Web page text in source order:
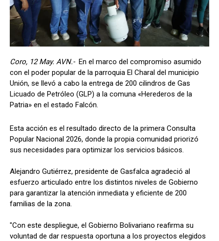
Coro, 12 May. AVN.- En el marco del compromiso asumido
con el poder popular de la parroquia El Charal del municipio
Unión, se llevó a cabo la entrega de 200 cilindros de Gas
Licuado de Petróleo (GLP) a la comuna «Herederos de la
Patria» en el estado Falcón.
Esta acción es el resultado directo de la primera Consulta
Popular Nacional 2026, donde la propia comunidad priorizó
sus necesidades para optimizar los servicios básicos.
Alejandro Gutiérrez, presidente de Gasfalca agradeció al
esfuerzo articulado entre los distintos niveles de Gobierno
para garantizar la atención inmediata y eficiente de 200
familias de la zona.
"Con este despliegue, el Gobierno Bolivariano reafirma su
voluntad de dar respuesta oportuna a los proyectos elegidos